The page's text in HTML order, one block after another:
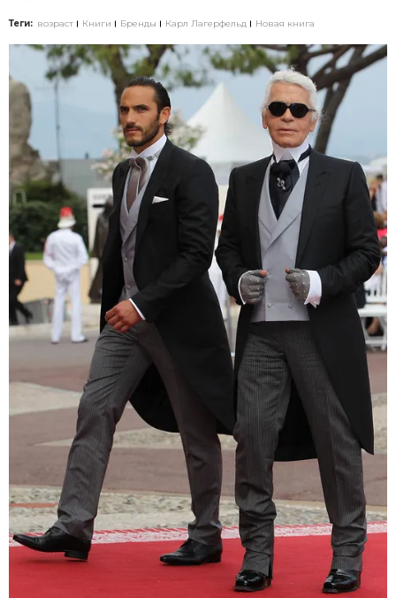
Теги: возраст Книги Бренды Карл Лагерфельд Новая книга